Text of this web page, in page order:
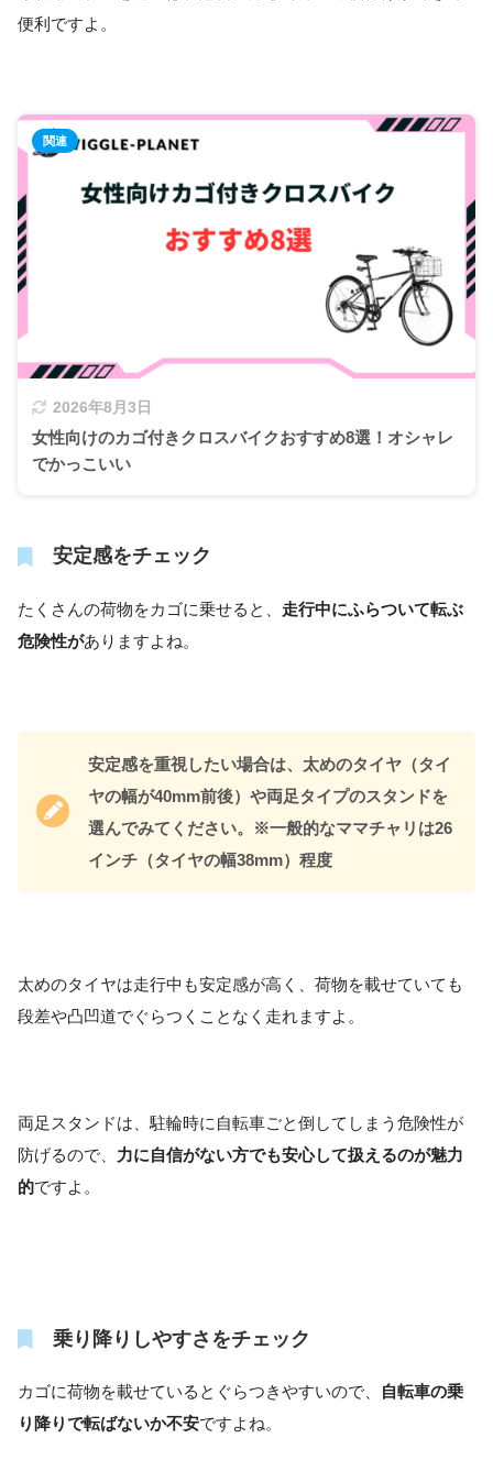
便利ですよ。
2026年8月3日
女性向けのカゴ付きクロスバイクおすすめ8選！オシャレ
でかっこいい
安定感をチェック
たくさんの荷物をカゴに乗せると、 走行中にふらついて転ぶ
危険性がありますよね。
安定感を重視したい場合は、太めのタイヤ（タイ
ヤの幅が40mm前後）や両足タイプのスタンドを
選んでみてください。※一般的なママチャリは26
インチ（タイヤの幅38mm）程度
太めのタイヤは走行中も安定感が高く、荷物を載せていても
段差や凸凹道でぐらつくことなく走れますよ。
両足スタンドは、駐輪時に自転車ごと倒してしまう危険性が
防げるので、 力に自信がない方でも安心して扱えるのが魅力
的ですよ。
乗り降りしやすさをチェック
カゴに荷物を載せているとぐらつきやすいので、
自転車の乗
り降りで転ばないか不安ですよね。